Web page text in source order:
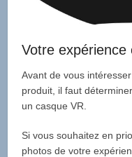
Votre expérience
Avant de vous
produit, il faut
un casque VR.
Si vous souhaitez en
photos de votre